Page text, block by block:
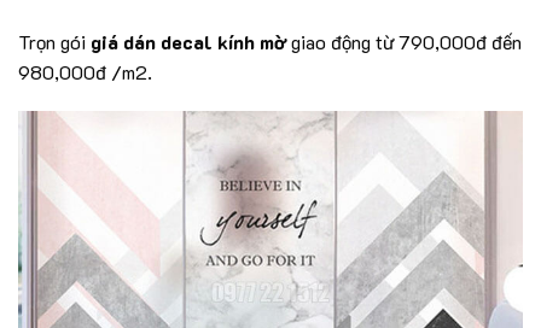
Trọn gói giá dán decal kính mờgiao động từ 790,000đ đến
980,000đ /m2.